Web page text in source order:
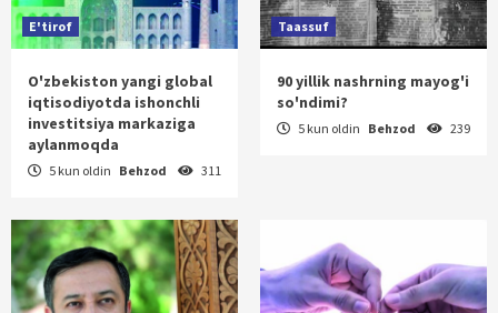
E'tirof
O'zbekiston yangi global
iqtisodiyotda ishonchli
investitsiya markaziga
aylanmoqda
5 kun oldin Behzod 311
Taassuf
90 yillik nashrning mayog'i
so'ndimi?
5 kun oldin Behzod 239